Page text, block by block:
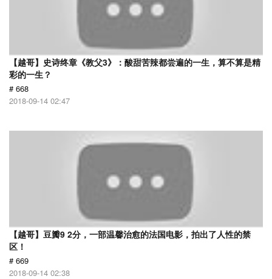
【越哥】史诗终章《教父3》：酸甜苦辣都尝遍的一生，算不算是精
彩的一生？
# 668
2018-09-14 02:47
【越哥】豆瓣9 2分，一部温馨治愈的法国电影，拍出了人性的禁
区！
# 669
2018-09-14 02:38